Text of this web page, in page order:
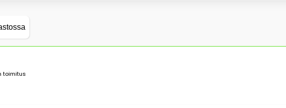
toimitus